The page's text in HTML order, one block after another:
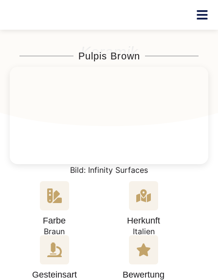
Keramik
Pulpis Brown
Bild: Infinity Surfaces
Farbe
Braun
Herkunft
Italien
Gesteinsart
Bewertung